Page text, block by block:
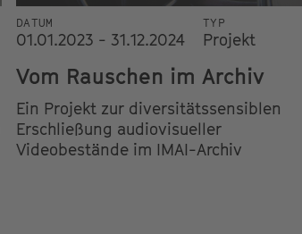
DATUM
01.01.2023 - 31.12.2024
TYP
Projekt
Vom Rauschen im Archiv
Ein Projekt zur diversitätssensiblen
Erschließung audiovisueller
Videobestände im IMAI-Archiv